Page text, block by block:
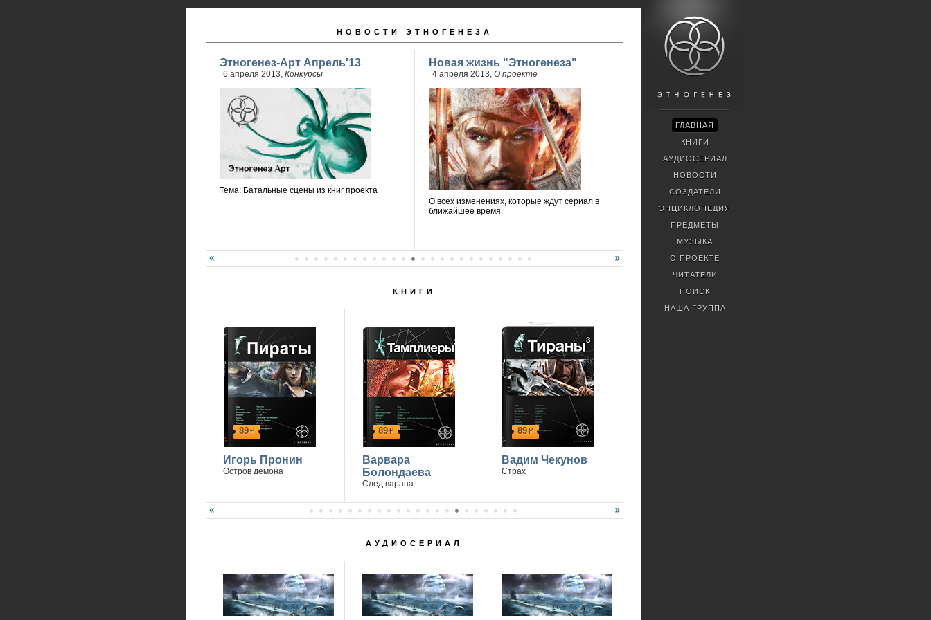
НОВОСТИ ЭТНОГЕНЕЗА
Этногенез-Арт Апрель'13
6 апреля 2013, Конкурсы
Тема: Батальные сцены из книг проекта
Новая жизнь "Этногенеза"
4 апреля 2013, О проекте
О всех изменениях, которые ждут сериал в
ближайшее время
КНИГИ
89р
Игорь Пронин
Остров демона
89р
Варвара
Болондаева
След варана
89р
Вадим Чекунов
Страх
АУДИОСЕРИАЛ
ГЛАВНАЯ
КНИГИ
АУДИОСЕРИАЛ
НОВОСТИ
СОЗДАТЕЛИ
ЭНЦИКЛОПЕДИЯ
ПРЕДМЕТЫ
МУЗЫКА
О ПРОЕКТЕ
ЧИТАТЕЛИ
ПОИСК
НАША ГРУППА